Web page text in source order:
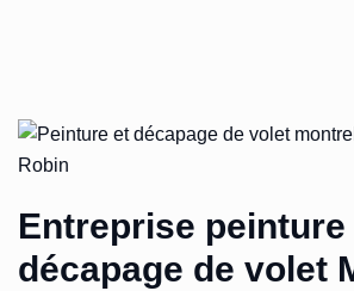
Entreprise peinture
décapage de volet